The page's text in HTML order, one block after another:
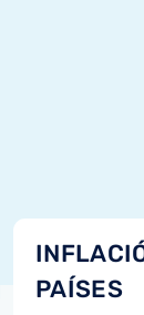
PAÍSES